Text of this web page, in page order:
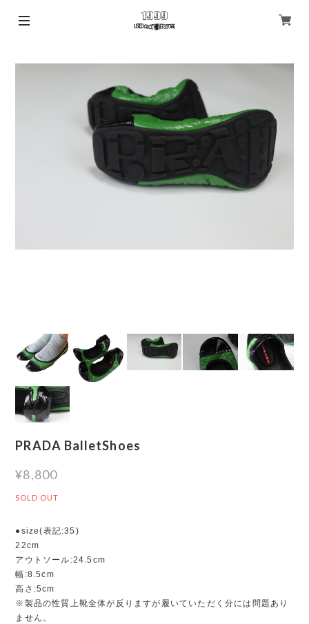
PRADA BalletShoes
¥8,800
SOLD OUT
●size(表記:35)
22cm
アウトソール:24.5cm
幅:8.5cm
高さ:5cm
※製品の性質上靴全体が反りますが履いていただく分には問題あり
ません。